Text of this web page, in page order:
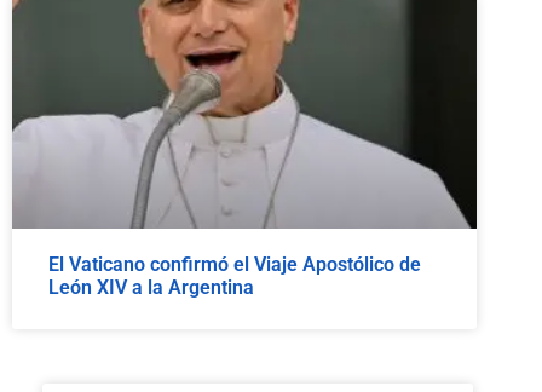
El Vaticano confirmó el Viaje Apostólico de
León XIV a la Argentina